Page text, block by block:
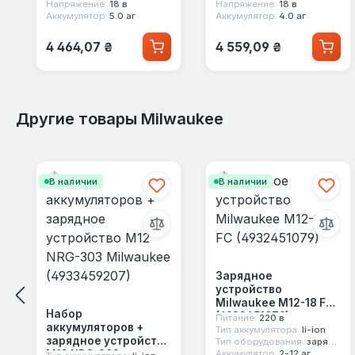
Напряжение: 18 в
Аккумулятор: 5.0 аг
Обычная цена:
4 464,07 ₴
Напряжение: 18 в
Аккумулятор: 4.0 аг
Обычная цена:
4 559,09 ₴
Другие товары Milwaukee
В наличии
Набор
аккумуляторов +
зарядное устройство
В наличии
Зарядное
устройство
Milwaukee M12-18 FC
(4932451079)
Питание: 220 в
Тип аккумулятора: li-ion
Тип оборудования: зарядное устройство для эл.инструмента